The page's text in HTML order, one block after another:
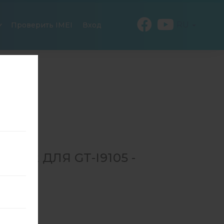
Проверить IMEI Вход
ДЛЯ GT-I9105 -